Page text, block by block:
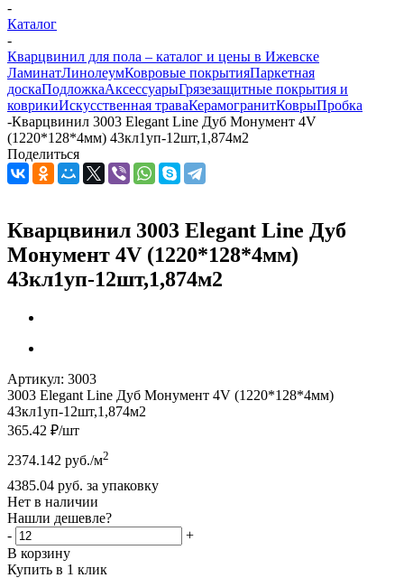
-
Каталог
-
Кварцвинил для пола – каталог и цены в Ижевске
ЛаминатЛинолеумКовровые покрытияПаркетная
доскаПодложкаАксессуарыГрязезащитные покрытия и
коврикиИскусственная траваКерамогранитКоврыПробка
-Кварцвинил 3003 Elegant Line Дуб Монумент 4V
(1220*128*4мм) 43кл1уп-12шт,1,874м2
Поделиться
Кварцвинил 3003 Elegant Line Дуб
Монумент 4V (1220*128*4мм)
43кл1уп-12шт,1,874м2
Артикул: 3003
3003 Elegant Line Дуб Монумент 4V (1220*128*4мм)
43кл1уп-12шт,1,874м2
365.42 ₽/шт
2374.142 руб./м2
4385.04 руб. за упаковку
Нет в наличии
Нашли дешевле?
-
+
В корзину
Купить в 1 клик